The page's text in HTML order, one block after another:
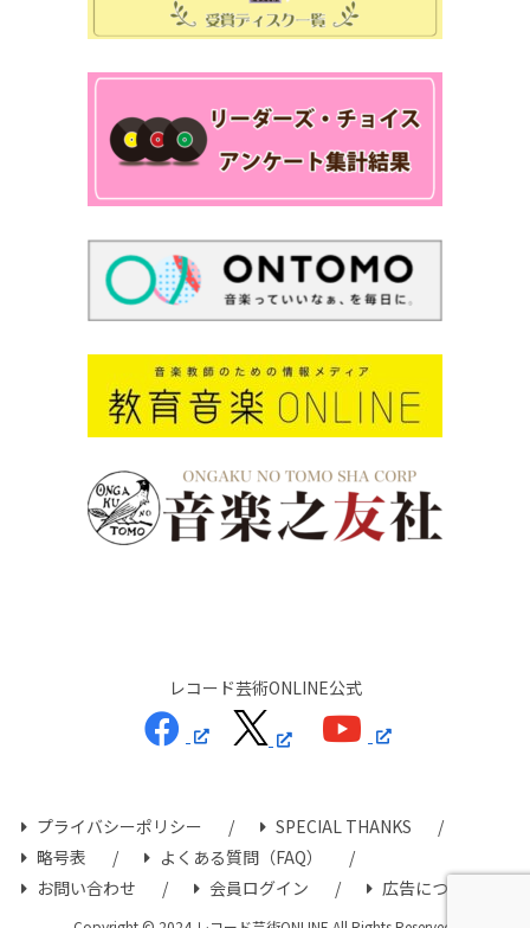
レコード芸術ONLINE公式
プライバシーポリシー
SPECIAL THANKS
略号表
よくある質問（FAQ）
お問い合わせ
会員ログイン 広告について